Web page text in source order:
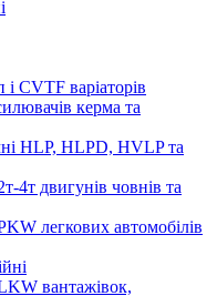
CVTF варіаторів
керма та
HLP, HLPD, HVLP та
4т двигунів човнів та
легкових автомобілів
вантажівок,